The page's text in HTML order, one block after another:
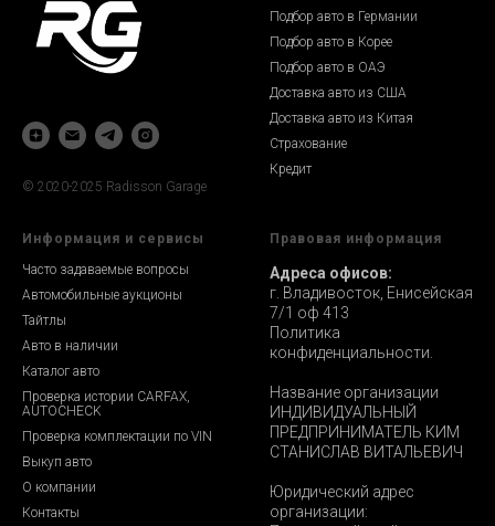
© 2020-2025 Radisson Garage
Подбор авто в Германии
Подбор авто в Корее
Подбор авто в ОАЭ
Доставка авто из США
Доставка авто из Китая
Страхование
Кредит
Информация и сервисы
Часто задаваемые вопросы
Автомобильные аукционы
Тайтлы
Авто в наличии
Каталог авто
Проверка истории CARFAX,
AUTOCHECK
Проверка комплектации по VIN
Выкуп авто
О компании
Контакты
Правовая информация
Адреса офисов:
г. Владивосток, Енисейская
7/1 оф 413
Политика
конфиденциальности.
Название организации
ИНДИВИДУАЛЬНЫЙ
ПРЕДПРИНИМАТЕЛЬ КИМ
СТАНИСЛАВ ВИТАЛЬЕВИЧ
Юридический адрес
организации: